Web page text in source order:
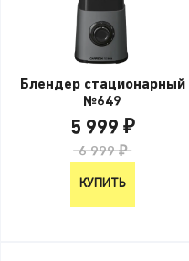
Блендер стационарный
№649
5 999 ₽
6 999 ₽
КУПИТЬ